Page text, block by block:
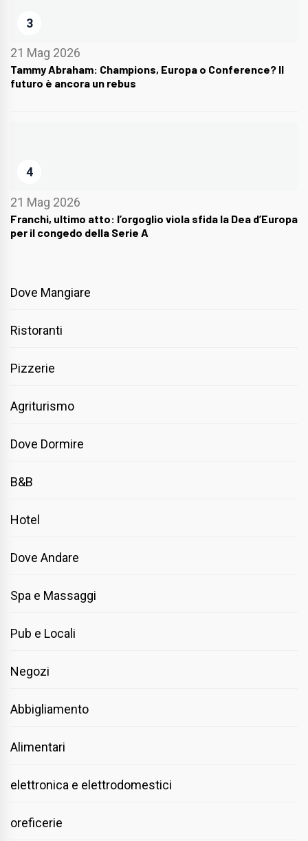
3
21 Mag 2026
Tammy Abraham: Champions, Europa o Conference? Il
futuro è ancora un rebus
4
21 Mag 2026
Franchi, ultimo atto: l’orgoglio viola sfida la Dea d’Europa
per il congedo della Serie A
Dove Mangiare
Ristoranti
Pizzerie
Agriturismo
Dove Dormire
B&B
Hotel
Dove Andare
Spa e Massaggi
Pub e Locali
Negozi
Abbigliamento
Alimentari
elettronica e elettrodomestici
oreficerie